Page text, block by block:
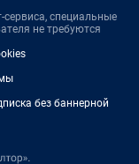
сервиса, специальные
не требуются
без баннерной